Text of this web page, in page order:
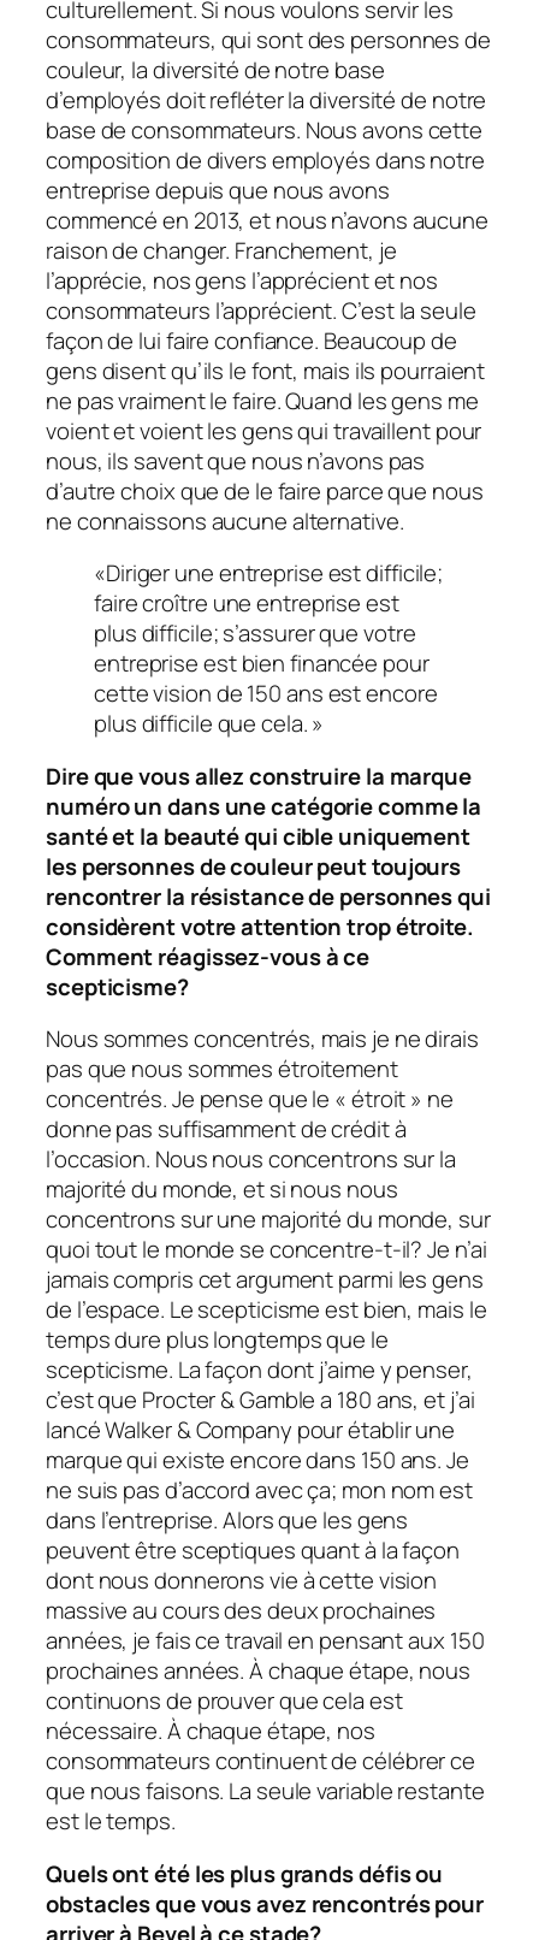
culturellement. Si nous voulons servir les
consommateurs, qui sont des personnes de
couleur, la diversité de notre base
d’employés doit refléter la diversité de notre
base de consommateurs. Nous avons cette
composition de divers employés dans notre
entreprise depuis que nous avons
commencé en 2013, et nous n’avons aucune
raison de changer. Franchement, je
l’apprécie, nos gens l’apprécient et nos
consommateurs l’apprécient. C’est la seule
façon de lui faire confiance. Beaucoup de
gens disent qu’ils le font, mais ils pourraient
ne pas vraiment le faire. Quand les gens me
voient et voient les gens qui travaillent pour
nous, ils savent que nous n’avons pas
d’autre choix que de le faire parce que nous
ne connaissons aucune alternative.
«Diriger une entreprise est difficile;
faire croître une entreprise est
plus difficile; s’assurer que votre
entreprise est bien financée pour
cette vision de 150 ans est encore
plus difficile que cela. »
Dire que vous allez construire la marque
numéro un dans une catégorie comme la
santé et la beauté qui cible uniquement
les personnes de couleur peut toujours
rencontrer la résistance de personnes qui
considèrent votre attention trop étroite.
Comment réagissez-vous à ce
scepticisme?
Nous sommes concentrés, mais je ne dirais
pas que nous sommes étroitement
concentrés. Je pense que le « étroit » ne
donne pas suffisamment de crédit à
l’occasion. Nous nous concentrons sur la
majorité du monde, et si nous nous
concentrons sur une majorité du monde, sur
quoi tout le monde se concentre-t-il? Je n’ai
jamais compris cet argument parmi les gens
de l’espace. Le scepticisme est bien, mais le
temps dure plus longtemps que le
scepticisme. La façon dont j’aime y penser,
c’est que Procter & Gamble a 180 ans, et j’ai
lancé Walker & Company pour établir une
marque qui existe encore dans 150 ans. Je
ne suis pas d’accord avec ça; mon nom est
dans l’entreprise. Alors que les gens
peuvent être sceptiques quant à la façon
dont nous donnerons vie à cette vision
massive au cours des deux prochaines
années, je fais ce travail en pensant aux 150
prochaines années. À chaque étape, nous
continuons de prouver que cela est
nécessaire. À chaque étape, nos
consommateurs continuent de célébrer ce
que nous faisons. La seule variable restante
est le temps.
Quels ont été les plus grands défis ou
obstacles que vous avez rencontrés pour
arriver à Bevel à ce stade?